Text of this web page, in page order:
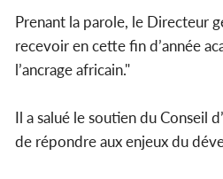
Prenant la parole, le Directeur
recevoir en cette fin d’année
l’ancrage africain."
Il a salué le soutien du Conseil
de répondre aux enjeux du